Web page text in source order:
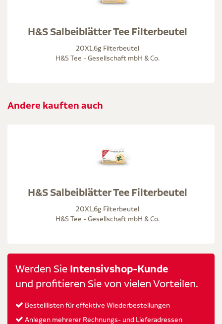
H&S Salbeiblätter Tee Filterbeutel
20X1,6g Filterbeutel
H&S Tee - Gesellschaft mbH & Co.
Andere kauften auch
H&S Salbeiblätter Tee Filterbeutel
20X1,6g Filterbeutel
H&S Tee - Gesellschaft mbH & Co.
Werden Sie Intensivshop-Kunde
und profitieren Sie von vielen Vorteilen.
Bestelllisten für effektive Wiederbestellungen
Anlegen mehrerer Rechnungs- und Lieferadressen